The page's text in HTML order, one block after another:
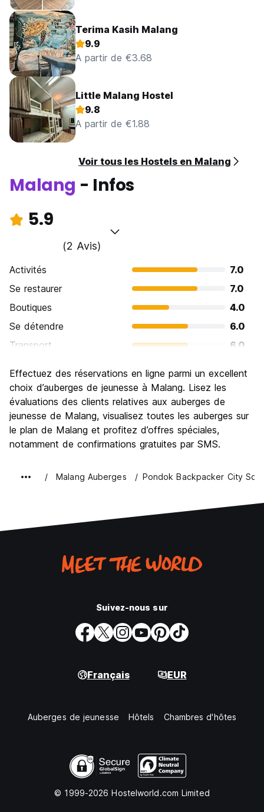
Terima Kasih Malang
9.9
A partir de €3.68
Little Malang Hostel
9.8
A partir de €1.88
Voir tous les Hostels en Malang
Malang - Infos
5.9
(2 Avis)
Activités
7.0
Se restaurer
7.0
Boutiques
4.0
Se détendre
6.0
Transport
6.0
Culture
Sortir le soir / faire la fête
Bonnes affaires
6.0
Effectuez des réservations en ligne parmi un excellent
choix d’auberges de jeunesse à Malang. Lisez les
évaluations des clients relatives aux auberges de
jeunesse de Malang, visualisez toutes les auberges sur
le plan de Malang et profitez d’offres spéciales,
notamment de confirmations gratuites par SMS.
Malang Auberges Pondok Backpacker City
Suivez-nous sur
Français EUR
Auberges de jeunesse Hôtels Chambres d'hôtes
© 1999-2026 Hostelworld.com Limited